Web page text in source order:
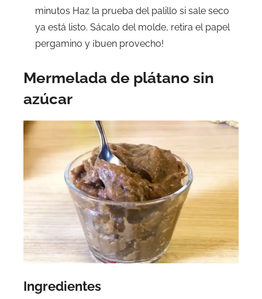
minutos Haz la prueba del palillo si sale seco
ya está listo. Sácalo del molde, retira el papel
pergamino y ¡buen provecho!
Mermelada de plátano sin
azúcar
Ingredientes